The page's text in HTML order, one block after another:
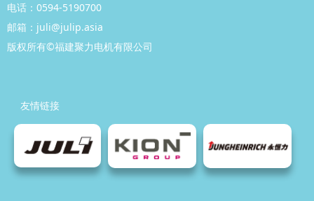
电话：0594-5190700
邮箱：juli@julip.asia
版权所有©福建聚力电机有限公司
友情链接